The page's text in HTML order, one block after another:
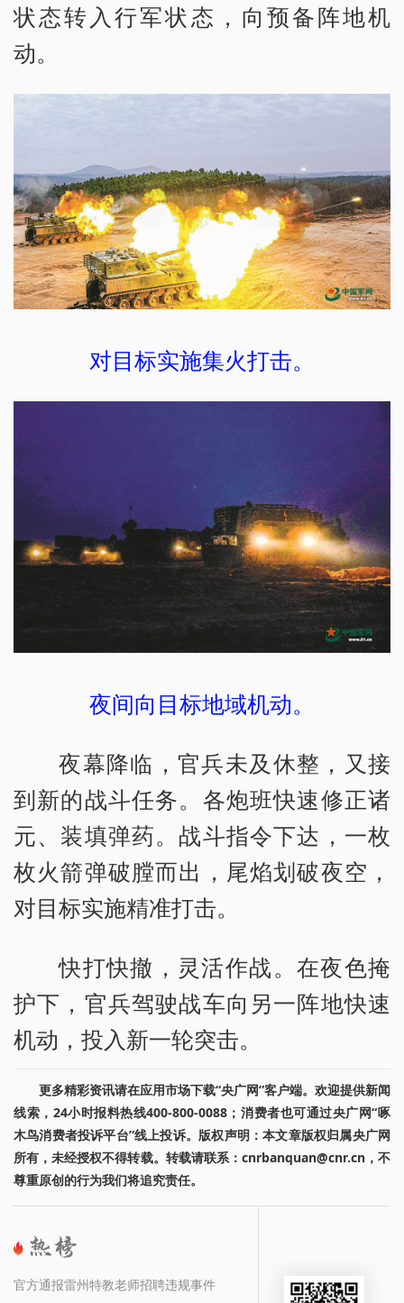
状态转入行军状态，向预备阵地机
动。
对目标实施集火打击。
夜间向目标地域机动。
夜幕降临，官兵未及休整，又接
到新的战斗任务。各炮班快速修正诸
元、装填弹药。战斗指令下达，一枚
枚火箭弹破膛而出，尾焰划破夜空，
对目标实施精准打击。
快打快撤，灵活作战。在夜色掩
护下，官兵驾驶战车向另一阵地快速
机动，投入新一轮突击。
更多精彩资讯请在应用市场下载“央广网”客户端。欢迎提供新闻
线索，24小时报料热线400-800-0088；消费者也可通过央广网“啄
木鸟消费者投诉平台”线上投诉。版权声明：本文章版权归属央广网
所有，未经授权不得转载。转载请联系：cnrbanquan@cnr.cn，不
尊重原创的行为我们将追究责任。
官方通报雷州特教老师招聘违规事件